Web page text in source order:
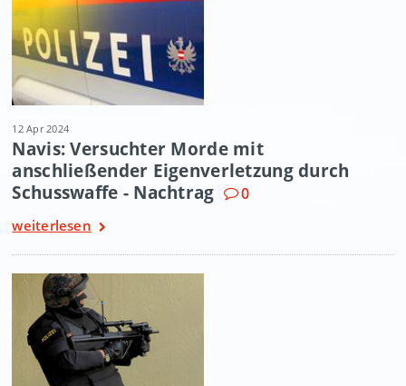
12 Apr 2024
Navis: Versuchter Morde mit
anschließender Eigenverletzung durch
Schusswaffe - Nachtrag
0
weiterlesen